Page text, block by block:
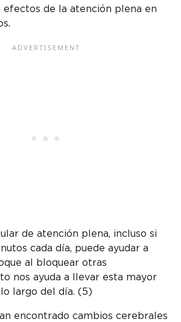
efectos de la atención plena en
de atención plena, incluso si
cada día, puede ayudar a
al bloquear otras
nos ayuda a llevar esta mayor
largo del día. (5)
encontrado cambios cerebrales